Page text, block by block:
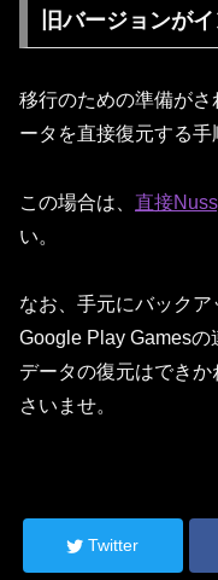
旧バージョンが
移行のための準備が
ータを直接復元する手
この場合は、 直接
い。
なお、手元にバックア
Google Play Games
データの復元はでき
さいませ。
Twitter